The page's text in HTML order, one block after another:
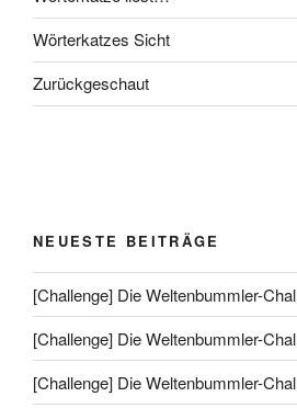
Wörterkatzes Sicht
Zurückgeschaut
NEUESTE BEITRÄGE
[Challenge] Die Weltenbummler-
[Challenge] Die Weltenbummler-
[Challenge] Die Weltenbummler-